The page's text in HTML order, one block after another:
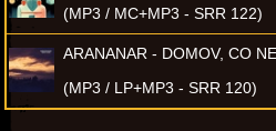
(MP3 / MC+MP3 - SRR 122)
ARANANAR - DOMOV, CO
(MP3 / LP+MP3 - SRR 120)